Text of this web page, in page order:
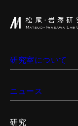
研究室について
ニュース
研究